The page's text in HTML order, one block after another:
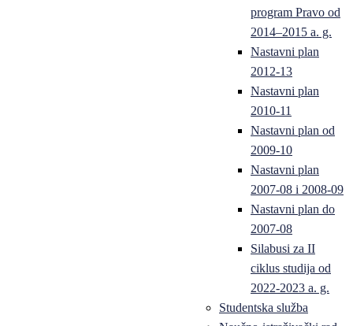
program Pravo od
2014–2015 a. g.
Nastavni plan
2012-13
Nastavni plan
2010-11
Nastavni plan od
2009-10
Nastavni plan
2007-08 i 2008-09
Nastavni plan do
2007-08
Silabusi za II
ciklus studija od
2022-2023 a. g.
Studentska služba